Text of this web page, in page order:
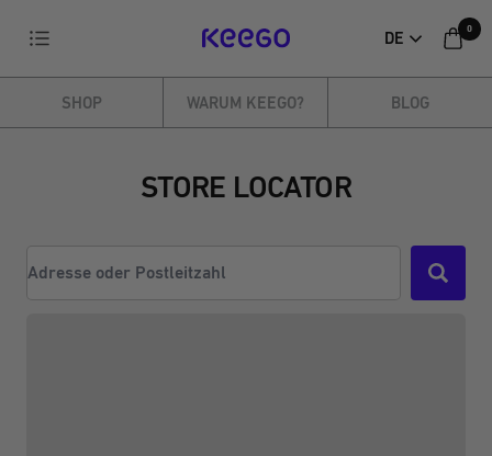
Navigation KEEGO DE
0
SHOP WARUM KEEGO? BLOG
STORE LOCATOR